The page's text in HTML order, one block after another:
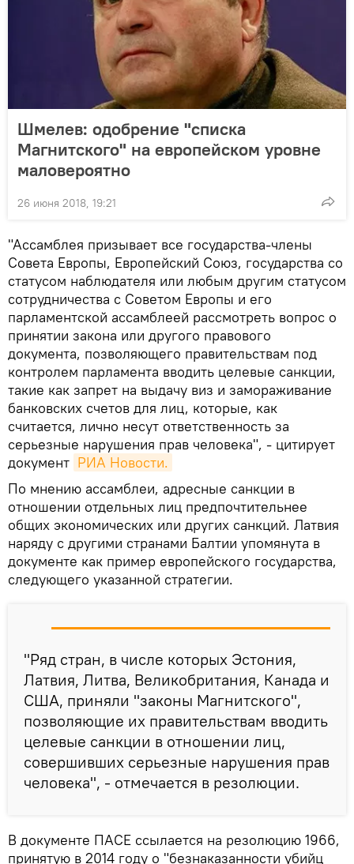
Шмелев: одобрение "списка
Магнитского" на европейском уровне
маловероятно
26 июня 2018, 19:21
"Ассамблея призывает все государства-члены
Совета Европы, Европейский Союз, государства со
статусом наблюдателя или любым другим статусом
сотрудничества с Советом Европы и его
парламентской ассамблеей рассмотреть вопрос о
принятии закона или другого правового
документа, позволяющего правительствам под
контролем парламента вводить целевые санкции,
такие как запрет на выдачу виз и замораживание
банковских счетов для лиц, которые, как
считается, лично несут ответственность за
серьезные нарушения прав человека", - цитирует
документ РИА Новости.
По мнению ассамблеи, адресные санкции в
отношении отдельных лиц предпочтительнее
общих экономических или других санкций. Латвия
наряду с другими странами Балтии упомянута в
документе как пример европейского государства,
следующего указанной стратегии.
"Ряд стран, в числе которых Эстония,
Латвия, Литва, Великобритания, Канада и
США, приняли "законы Магнитского",
позволяющие их правительствам вводить
целевые санкции в отношении лиц,
совершивших серьезные нарушения прав
человека", - отмечается в резолюции.
В документе ПАСЕ ссылается на резолюцию 1966,
принятую в 2014 году о "безнаказанности убийц